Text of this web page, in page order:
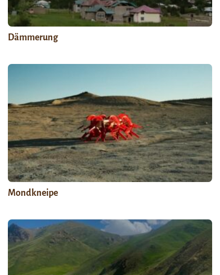
Dämmerung
Mondkneipe